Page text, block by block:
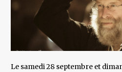
Le samedi 28 septembre et